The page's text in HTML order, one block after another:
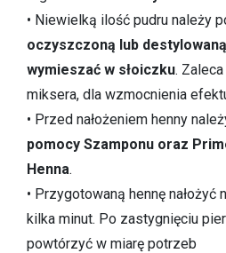
• Niewielką ilość pudru należy
oczyszczoną lub
wymieszać w słoiczku.
miksera, dla wzmocnienia
• Przed nałożeniem henny
pomocy Szamponu oraz
Henna.
• Przygotowaną hennę
kilka minut. Po zastygnięciu
powtórzyć w miarę potrzeb